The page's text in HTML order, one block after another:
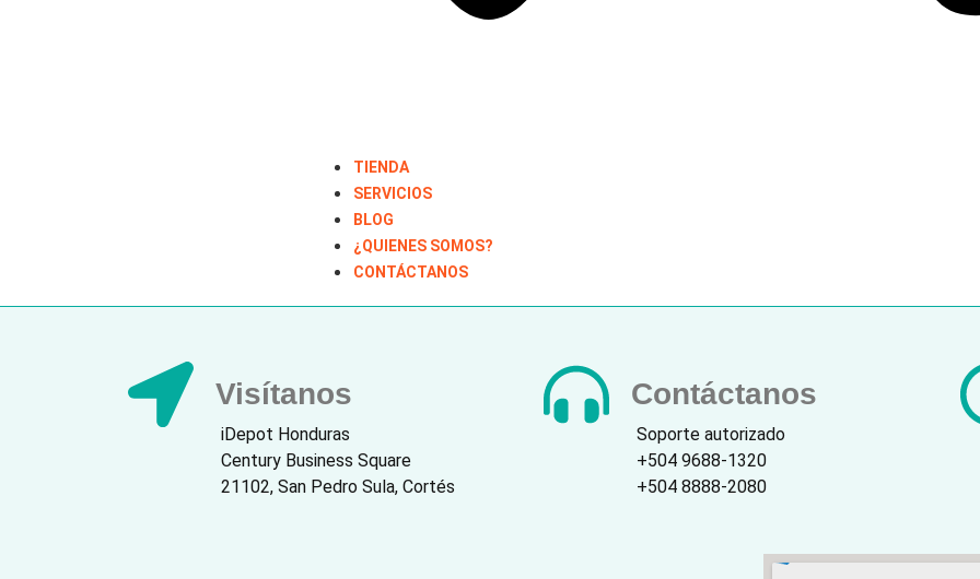
TIENDA
SERVICIOS
BLOG
¿QUIENES SOMOS?
CONTÁCTANOS
Visítanos
iDepot Honduras
Century Business Square
21102, San Pedro Sula, Cortés
Contáctanos
Soporte autorizado
+504 9688-1320
+504 8888-2080